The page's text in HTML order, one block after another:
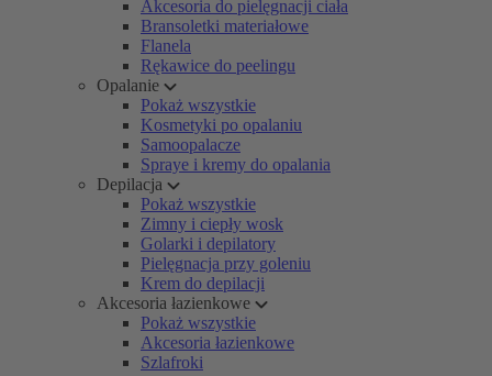
Akcesoria do pielęgnacji ciała
Bransoletki materiałowe
Flanela
Rękawice do peelingu
Opalanie
Pokaż wszystkie
Kosmetyki po opalaniu
Samoopalacze
Spraye i kremy do opalania
Depilacja
Pokaż wszystkie
Zimny i ciepły wosk
Golarki i depilatory
Pielęgnacja przy goleniu
Krem do depilacji
Akcesoria łazienkowe
Pokaż wszystkie
Akcesoria łazienkowe
Szlafroki